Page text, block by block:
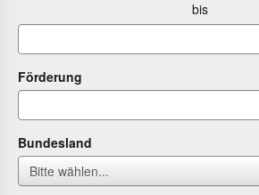
bis
Förderung
Bundesland
Bitte wählen...